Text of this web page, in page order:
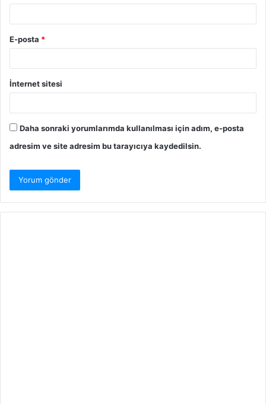
E-posta *
İnternet sitesi
Daha sonraki yorumlarımda kullanılması için adım, e-posta
adresim ve site adresim bu tarayıcıya kaydedilsin.